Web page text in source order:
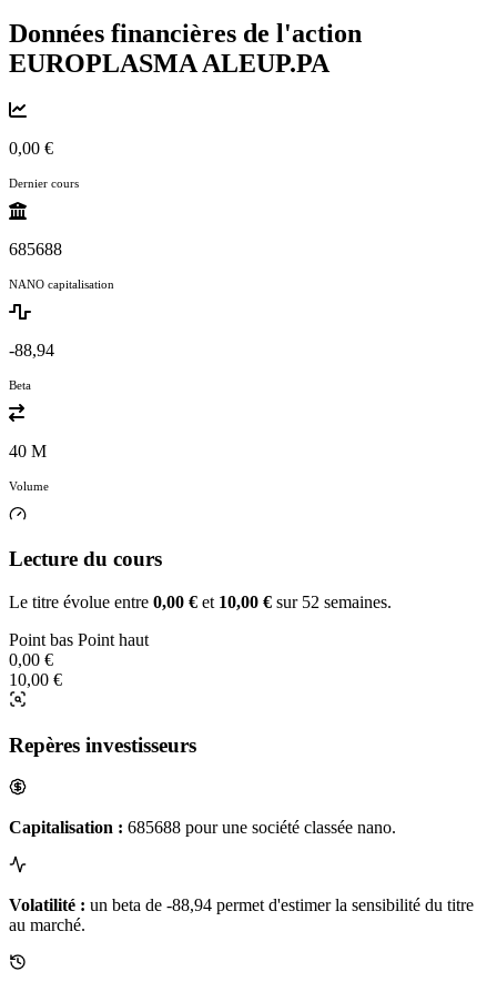
Données financières de l'action
EUROPLASMA ALEUP.PA
0,00 €
Dernier cours
685688
NANO capitalisation
-88,94
Beta
40 M
Volume
Lecture du cours
Le titre évolue entre 0,00 € et 10,00 € sur 52 semaines.
Point bas Point haut
0,00 €
10,00 €
Repères investisseurs
Capitalisation : 685688 pour une société classée nano.
Volatilité : un beta de -88,94 permet d'estimer la sensibilité du titre
au marché.